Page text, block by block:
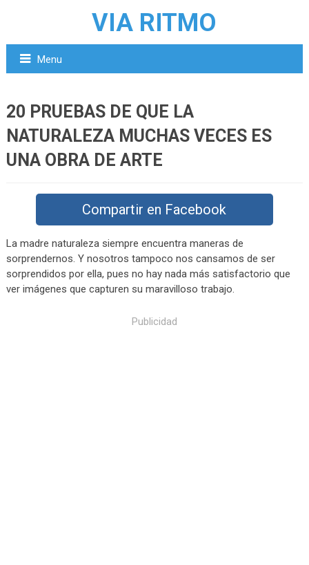
VIA RITMO
Menu
20 PRUEBAS DE QUE LA
NATURALEZA MUCHAS VECES ES
UNA OBRA DE ARTE
Compartir en Facebook
La madre naturaleza siempre encuentra maneras de
sorprendernos. Y nosotros tampoco nos cansamos de ser
sorprendidos por ella, pues no hay nada más satisfactorio que
ver imágenes que capturen su maravilloso trabajo.
Publicidad